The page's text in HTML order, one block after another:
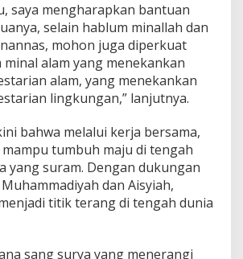
saya mengharapkan bantuan
selain hablum minallah dan
mohon juga diperkuat
alam yang menekankan
alam, yang menekankan
lingkungan,” lanjutnya.
bahwa melalui kerja bersama,
tumbuh maju di tengah
yang suram. Dengan dukungan
dan Aisyiah,
titik terang di tengah dunia
sang surya yang menerangi